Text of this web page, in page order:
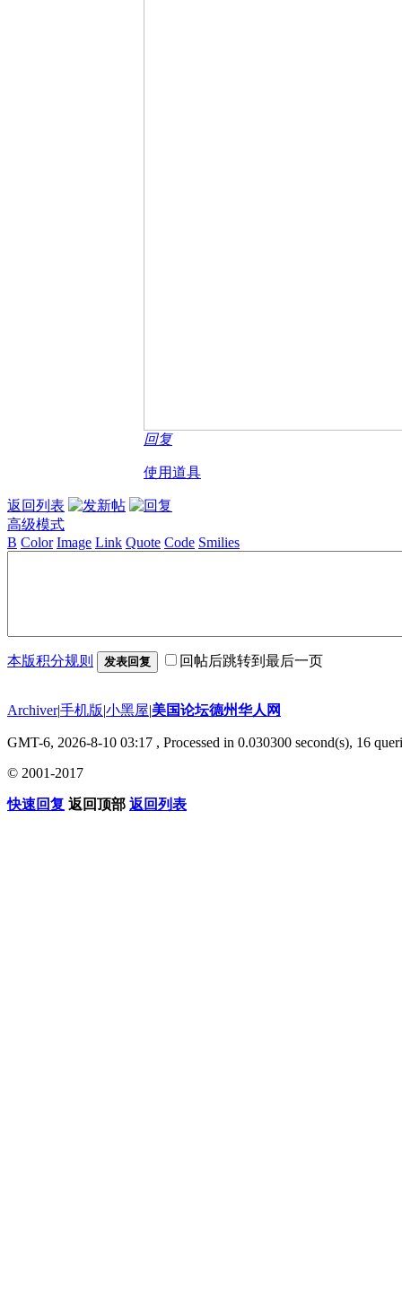
回复
使用道具
返回列表
高级模式
B Color Image Link Quote Code Smilies
本版积分规则 发表回复 回帖后跳转到最后一页
Archiver|手机版|小黑屋|美国论坛德州华人网
GMT-6, 2026-8-10 03:17 , Processed in 0.030300 second(s), 16
© 2001-2017
快速回复 返回顶部 返回列表